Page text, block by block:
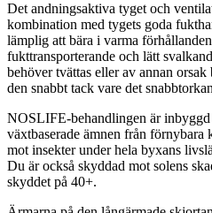
Det andningsaktiva tyget och
kombination med tygets goda
lämplig att bära i varma
fukttransporterande och lätt
behöver tvättas eller av annan
den snabbt tack vare det
NOSLIFE-behandlingen är inbyggd
växtbaserade ämnen från förnybara
mot insekter under hela byxans
Du är också skyddad mot solens
skyddet på 40+.